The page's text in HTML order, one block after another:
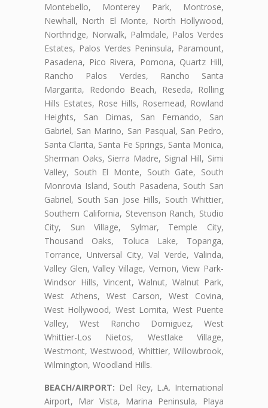
Montebello, Monterey Park, Montrose,
Newhall, North El Monte, North Hollywood,
Northridge, Norwalk, Palmdale, Palos Verdes
Estates, Palos Verdes Peninsula, Paramount,
Pasadena, Pico Rivera, Pomona, Quartz Hill,
Rancho Palos Verdes, Rancho Santa
Margarita, Redondo Beach, Reseda, Rolling
Hills Estates, Rose Hills, Rosemead, Rowland
Heights, San Dimas, San Fernando, San
Gabriel, San Marino, San Pasqual, San Pedro,
Santa Clarita, Santa Fe Springs, Santa Monica,
Sherman Oaks, Sierra Madre, Signal Hill, Simi
Valley, South El Monte, South Gate, South
Monrovia Island, South Pasadena, South San
Gabriel, South San Jose Hills, South Whittier,
Southern California, Stevenson Ranch, Studio
City, Sun Village, Sylmar, Temple City,
Thousand Oaks, Toluca Lake, Topanga,
Torrance, Universal City, Val Verde, Valinda,
Valley Glen, Valley Village, Vernon, View Park-
Windsor Hills, Vincent, Walnut, Walnut Park,
West Athens, West Carson, West Covina,
West Hollywood, West Lomita, West Puente
Valley, West Rancho Domiguez, West
Whittier-Los Nietos, Westlake Village,
Westmont, Westwood, Whittier, Willowbrook,
Wilmington, Woodland Hills.
BEACH/AIRPORT: Del Rey, L.A. International
Airport, Mar Vista, Marina Peninsula, Playa